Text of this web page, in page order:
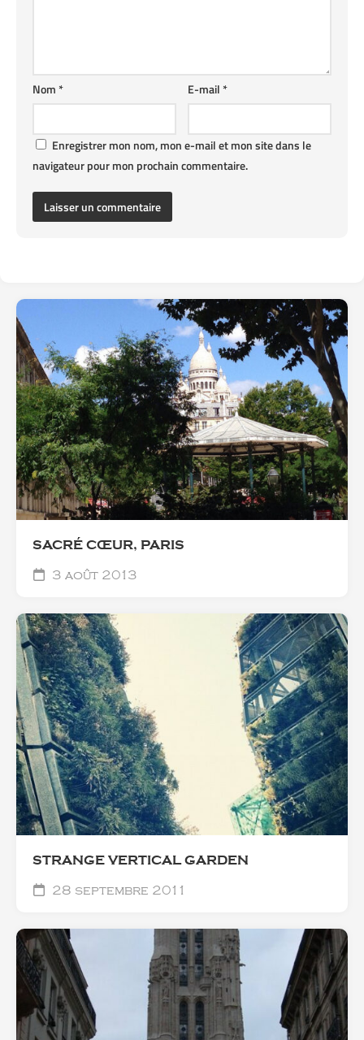
E-mail*
Nom*
Enregistrer mon nom, mon e-mail et mon site dans le
navigateur pour mon prochain commentaire.
SACRÉ CŒUR, PARIS
3 août 2013
STRANGE VERTICAL GARDEN
28 septembre 2011